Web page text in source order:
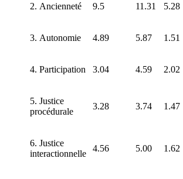
2. Ancienneté 9.5 11.31 5.28
3. Autonomie 4.89 5.87 1.51
4. Participation 3.04 4.59 2.02
5. Justice
procédurale
3.28 3.74 1.47
6. Justice
interactionnelle
4.56 5.00 1.62